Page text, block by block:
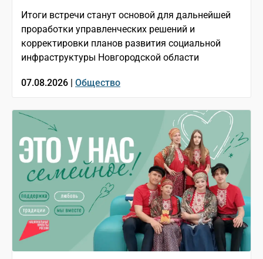
Итоги встречи станут основой для дальнейшей
проработки управленческих решений и
корректировки планов развития социальной
инфраструктуры Новгородской области
07.08.2026 | Общество